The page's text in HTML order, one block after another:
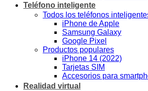
Teléfono inteligente
Todos los teléfonos
iPhone de Apple
Samsung Galaxy
Google Pixel
Productos populares
iPhone 14 (2022)
Tarjetas SIM
Accesorios para
Realidad virtual